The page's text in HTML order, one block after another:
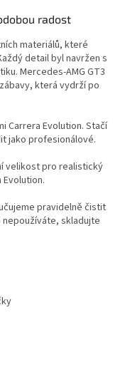
radost
materiálů, které
detail byl navržen s
Mercedes-AMG GT3
která vydrží po
Carrera Evolution. Stačí
jako profesionálové.
velikost pro realistický
pravidelně čistit
skladujte